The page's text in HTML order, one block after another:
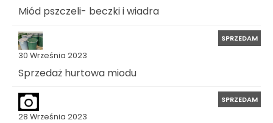
Miód pszczeli- beczki i wiadra
30 Września 2023
SPRZEDAM
Sprzedaż hurtowa miodu
28 Września 2023
SPRZEDAM